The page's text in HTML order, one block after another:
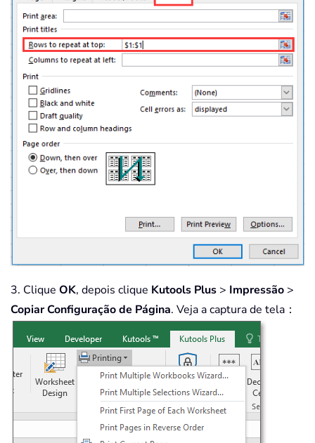
3. Clique OK, depois clique Kutools Plus > Impressão >
Copiar Configuração de Página. Veja a captura de tela：